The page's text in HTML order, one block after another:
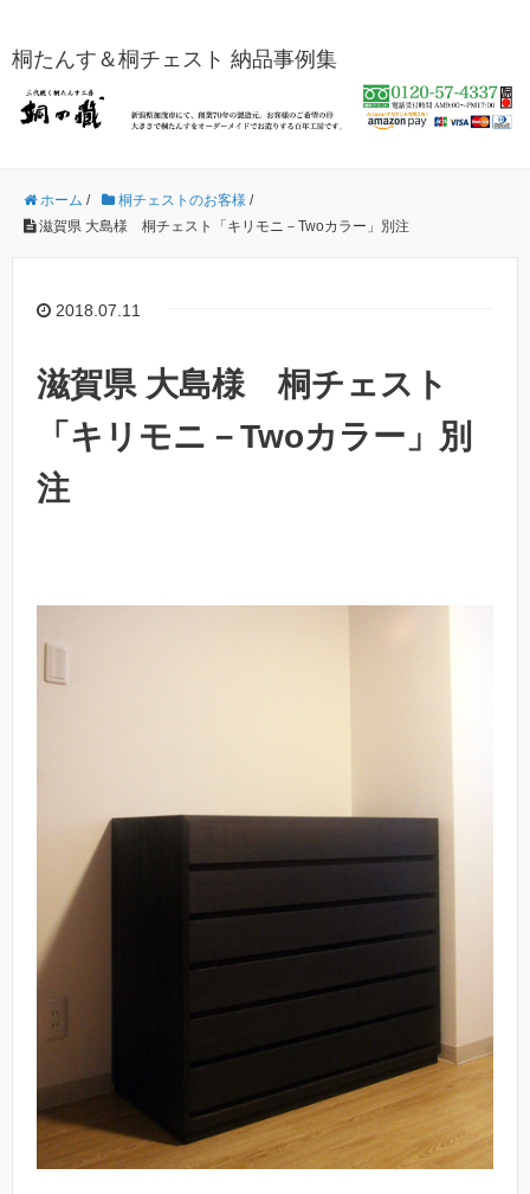
桐たんす＆桐チェスト 納品事例集
ホーム / 桐チェストのお客様 /
滋賀県 大島様 桐チェスト「キリモニ－Twoカラー」別注
2018.07.11
滋賀県 大島様 桐チェスト
「キリモニ－Twoカラー」別
注